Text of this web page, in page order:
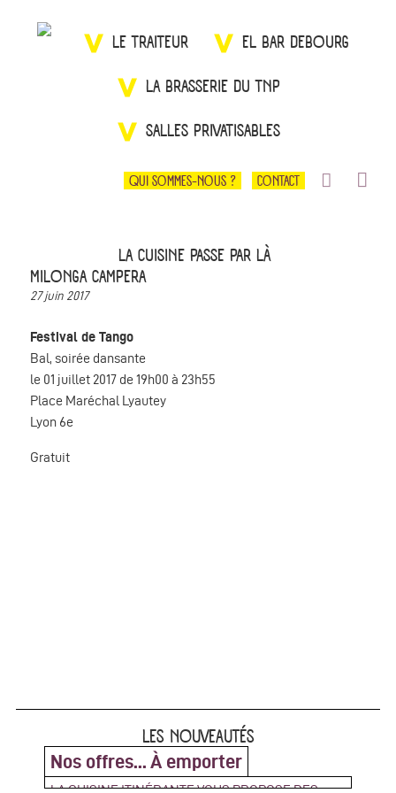
LE TRAITEUR
EL BAR DEBOURG
LA BRASSERIE DU TNP
SALLES PRIVATISABLES
QUI SOMMES-NOUS ? CONTACT
LA CUISINE PASSE PAR LÀ
MILONGA CAMPERA
27 juin 2017
Festival de Tango
Bal, soirée dansante
le 01 juillet 2017 de 19h00 à 23h55
Place Maréchal Lyautey
Lyon 6e
Gratuit
LES NOUVEAUTÉS
Nos offres... À emporter
LA CUISINE ITINÉRANTE VOUS PROPOSE DES